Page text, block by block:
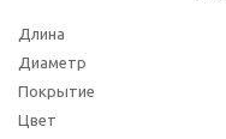
Длина
Диаметр
Покрытие
Цвет